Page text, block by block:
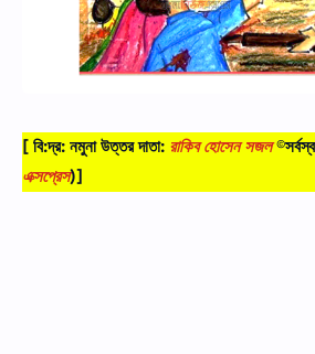
[ বি:দ্র: নমুনা উত্তর দাতা: রাকিব হোসেন সজল
এক্সপ্রেস)]